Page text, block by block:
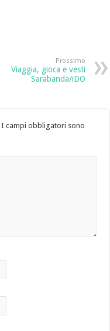
Prossimo
Viaggia, gioca e vesti
Sarabanda/iDO
I campi obbligatori sono